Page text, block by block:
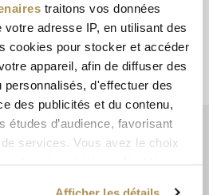
traitons vos données
adresse IP, en utilisant des
cookies pour stocker et accéder
appareil, afin de diffuser des
personnalisés, d'effectuer des
des publicités et du contenu,
études d’audience, favorisant
services. Vous avez le choix
AVEC DHL